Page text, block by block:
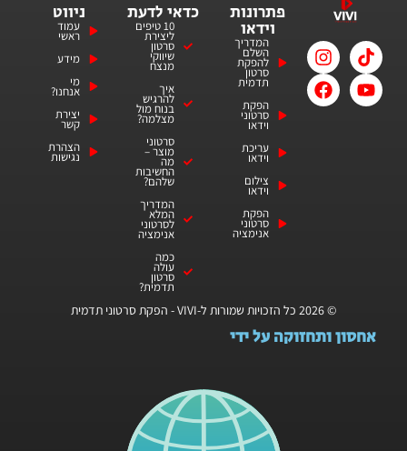
פתרונות
וידאו
המדריך
השלם
להפקת
סרטון
תדמית
הפקת
סרטוני
וידאו​
עריכת
וידאו
צילום
וידאו
הפקת
סרטוני
אנימציה
כדאי לדעת
10 טיפים
ליצירת
סרטון
שיווקי
מנצח
איך
להרגיש
בנוח מול
מצלמה?
סרטוני
מוצר –
מה
החשיבות
שלהם?
המדריך
המלא
לסרטוני
אנימציה
כמה
עולה
סרטון
תדמית?
ניווט
עמוד
ראשי
מידע
מי
אנחנו?
יצירת
קשר
הצהרת
נגישות
© 2026 כל הזכויות שמורות ל-VIVI - הפקת סרטוני תדמית
אחסון ותחזוקה על ידי